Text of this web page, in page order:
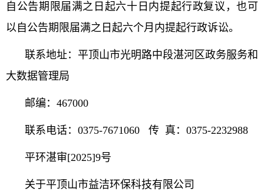
自公告期限届满之日起六十日内提起行政复议，也可
以自公告期限届满之日起六个月内提起行政诉讼。
联系地址： 平顶山市光明路中段湛河区政务服务和
大数据管理局
邮编：467000
联系电话：0375-7671060 传 真：0375-2232988
平环湛审[2025]9号
关于平顶山市益洁环保科技有限公司